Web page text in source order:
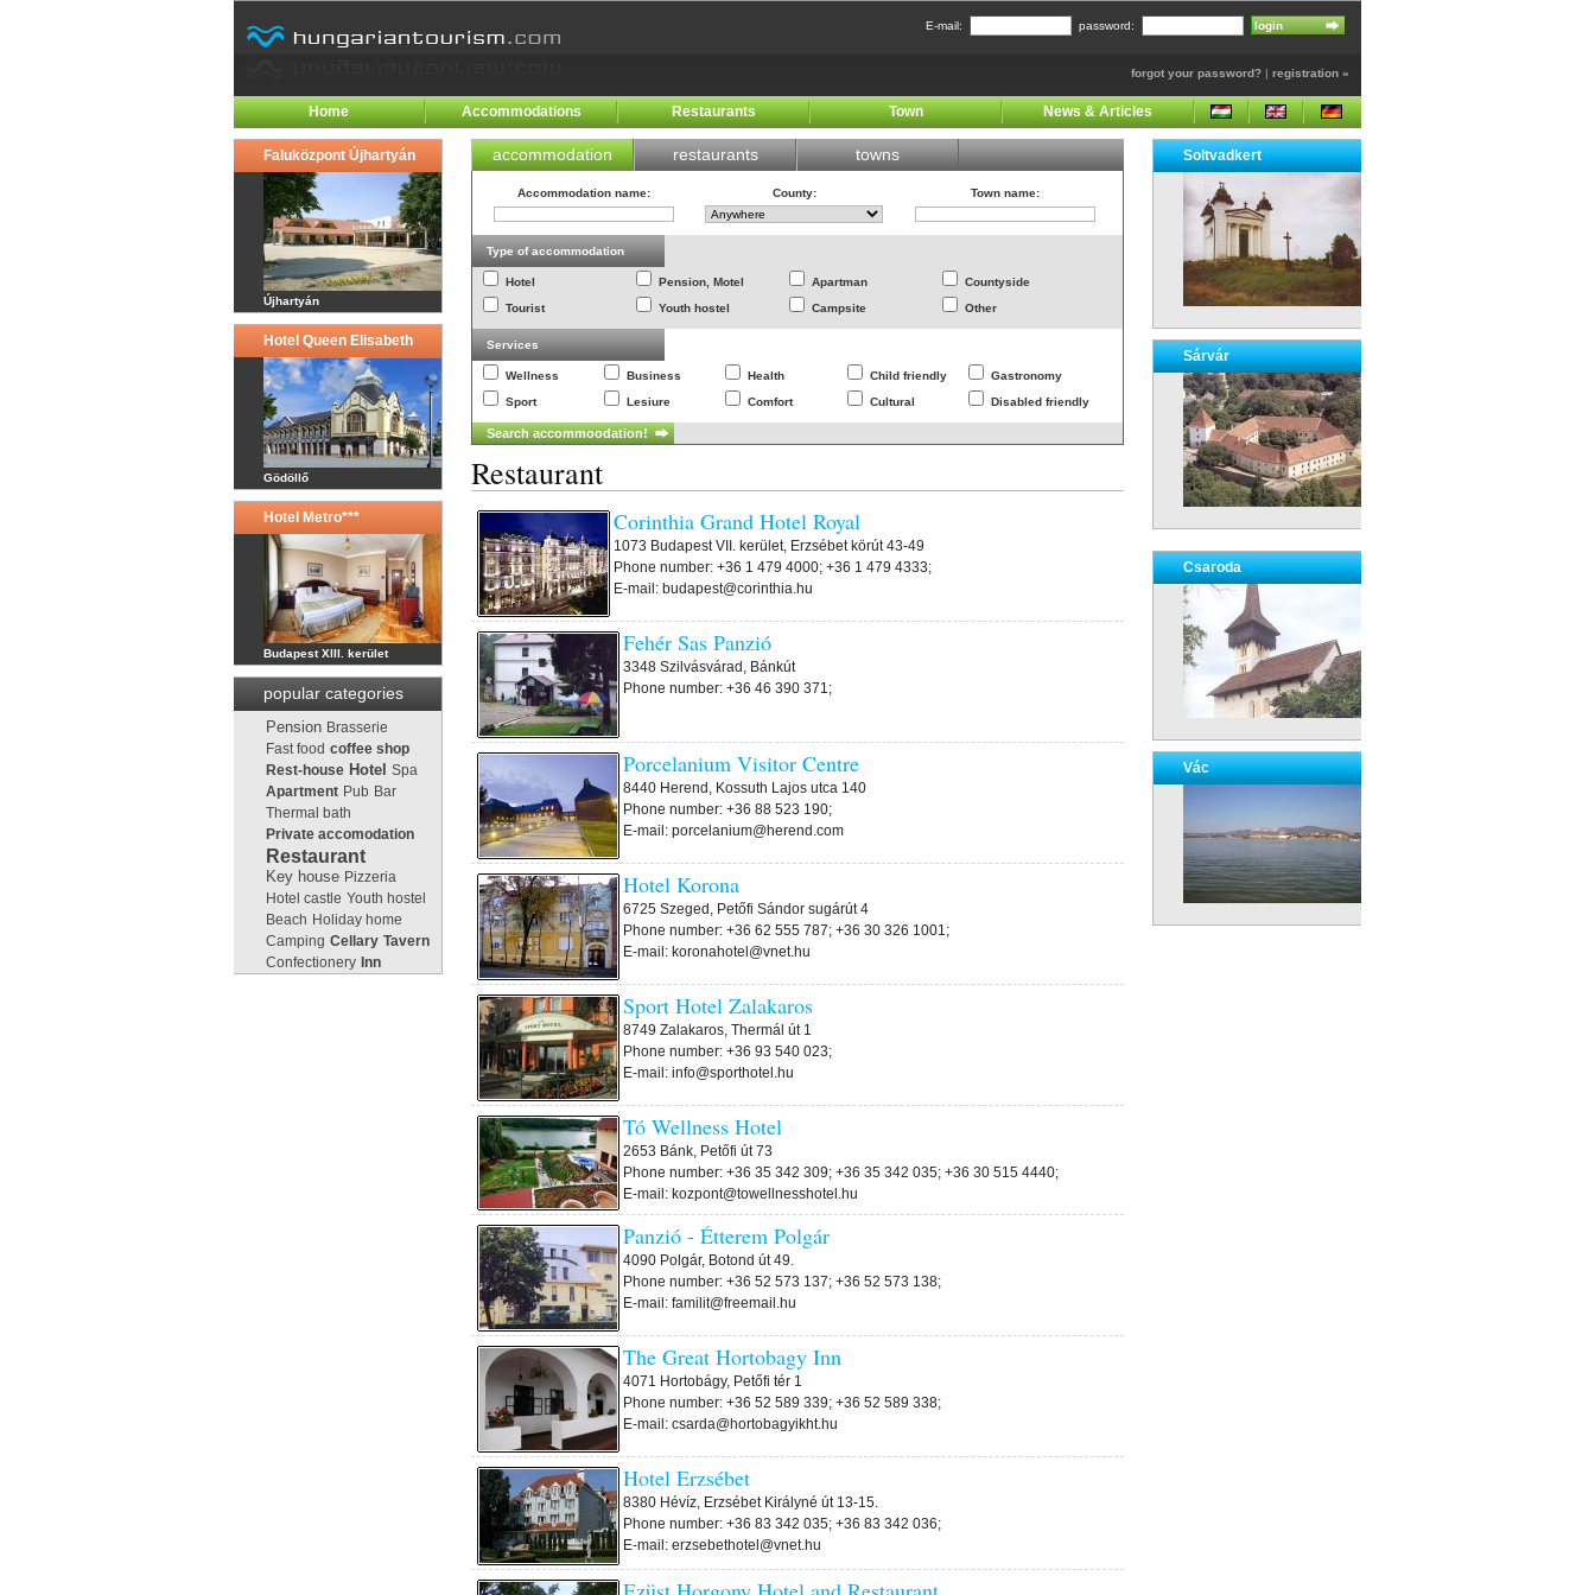
E-mail: password:
forgot your password? | registration »
Home Accommodations Restaurants Town News & Articles
Faluközpont Újhartyán
Újhartyán
Hotel Queen Elisabeth
Gödöllő
Hotel Metro***
Budapest XIII. kerület
popular categories
Pension Brasserie
Fast food coffee shop
Rest-house Hotel Spa
Apartment Pub Bar
Thermal bath
Private accomodation
Restaurant
Key house Pizzeria
Hotel castle Youth hostel
Beach Holiday home
Camping Cellary Tavern
Confectionery Inn
accommodation restaurants towns
Accommodation name: County: Town name:
Type of accommodation
Hotel Pension, Motel Apartman
Countyside
Tourist
Youth hostel Campsite Other
Services
Wellness Business Health Child friendly
Gastronomy
Sport
Lesiure Comfort Cultural Disabled friendly
Restaurant
Corinthia Grand Hotel Royal
1073 Budapest VII. kerület, Erzsébet körút 43-49
Phone number: +36 1 479 4000; +36 1 479 4333;
E-mail: budapest@corinthia.hu
Fehér Sas Panzió
3348 Szilvásvárad, Bánkút
Phone number: +36 46 390 371;
Porcelanium Visitor Centre
8440 Herend, Kossuth Lajos utca 140
Phone number: +36 88 523 190;
E-mail: porcelanium@herend.com
Hotel Korona
6725 Szeged, Petőfi Sándor sugárút 4
Phone number: +36 62 555 787; +36 30 326 1001;
E-mail: koronahotel@vnet.hu
Sport Hotel Zalakaros
8749 Zalakaros, Thermál út 1
Phone number: +36 93 540 023;
E-mail: info@sporthotel.hu
Tó Wellness Hotel
2653 Bánk, Petőfi út 73
Phone number: +36 35 342 309; +36 35 342 035; +36 30 515 4440;
E-mail: kozpont@towellnesshotel.hu
Panzió - Étterem Polgár
4090 Polgár, Botond út 49.
Phone number: +36 52 573 137; +36 52 573 138;
E-mail: familit@freemail.hu
The Great Hortobagy Inn
4071 Hortobágy, Petőfi tér 1
Phone number: +36 52 589 339; +36 52 589 338;
E-mail: csarda@hortobagyikht.hu
Hotel Erzsébet
8380 Hévíz, Erzsébet Királyné út 13-15.
Phone number: +36 83 342 035; +36 83 342 036;
E-mail: erzsebethotel@vnet.hu
Soltvadkert
Sárvár
Csaroda
Vác